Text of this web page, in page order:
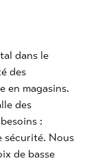
dans le
des
en magasins.
des
:
sécurité. Nous
de basse